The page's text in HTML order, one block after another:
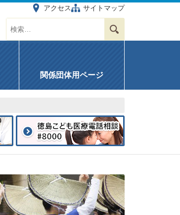
アクセス
サイトマップ
関係団体用ページ